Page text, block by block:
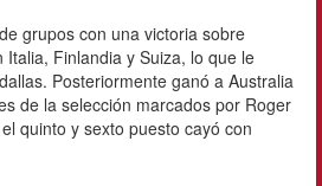
grupos con una victoria sobre
Finlandia y Suiza, lo que le
Posteriormente ganó a Australia
de la selección marcados por Roger
quinto y sexto puesto cayó con